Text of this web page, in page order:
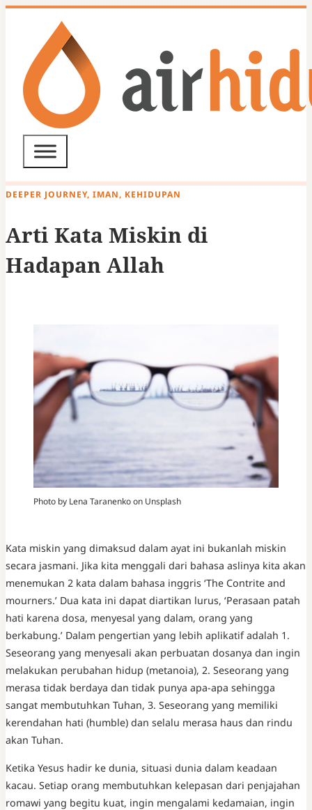
DEEPER JOURNEY, IMAN, KEHIDUPAN
Arti Kata Miskin di
Hadapan Allah
Photo by Lena Taranenko on Unsplash
Kata miskin yang dimaksud dalam ayat ini bukanlah miskin
secara jasmani. Jika kita menggali dari bahasa aslinya kita akan
menemukan 2 kata dalam bahasa inggris ‘The Contrite and
mourners.’ Dua kata ini dapat diartikan lurus, ‘Perasaan patah
hati karena dosa, menyesal yang dalam, orang yang
berkabung.’ Dalam pengertian yang lebih aplikatif adalah 1.
Seseorang yang menyesali akan perbuatan dosanya dan ingin
melakukan perubahan hidup (metanoia), 2. Seseorang yang
merasa tidak berdaya dan tidak punya apa-apa sehingga
sangat membutuhkan Tuhan, 3. Seseorang yang memiliki
kerendahan hati (humble) dan selalu merasa haus dan rindu
akan Tuhan.
Ketika Yesus hadir ke dunia, situasi dunia dalam keadaan
kacau. Setiap orang membutuhkan kelepasan dari penjajahan
romawi yang begitu kuat, ingin mengalami kedamaian, ingin